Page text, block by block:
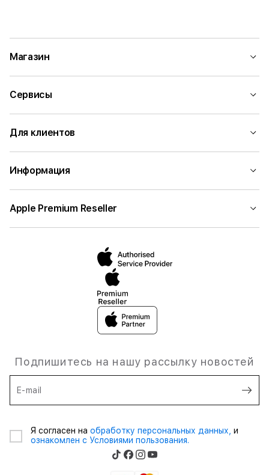
Магазин
Сервисы
Для клиентов
Информация
Apple Premium Reseller
Подпишитесь на нашу рассылку новостей
E-mail
Я согласен на обработку персональных данных, и
ознакомлен с Условиями пользования.